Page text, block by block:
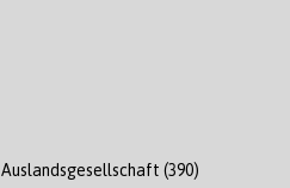
Auslandsgesellschaft (390)